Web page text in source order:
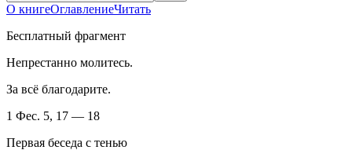
О книгеОглавлениеЧитать
Бесплатный фрагмент
Непрестанно молитесь.
За всё благодарите.
1 Фес. 5, 17 — 18
Первая беседа с тенью